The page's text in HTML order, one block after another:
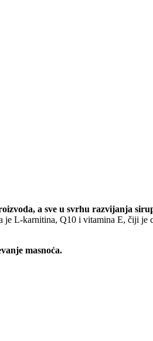
a sve u svrhu razvijanja
L-karnitina, Q10 i vitamina E, čiji
masnoća.